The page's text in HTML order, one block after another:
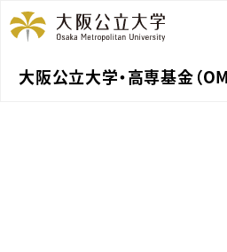
大阪公立大学・高専基金（